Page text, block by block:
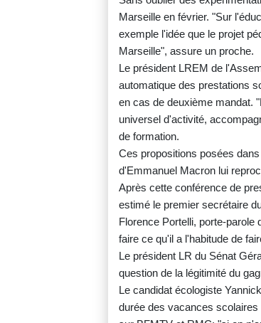
Marseille en février. "Sur
exemple l'idée que le projet
Marseille", assure un proche.
Le président LREM de
automatique des prestations
en cas de deuxième mandat.
universel d'activité,
de formation.
Ces propositions posées
d'Emmanuel Macron lui
Après cette conférence de
estimé le premier secrétaire
Florence Portelli, porte-parole
faire ce qu'il a l'habitude de
Le président LR du Sénat
question de la légitimité du
Le candidat écologiste
durée des vacances